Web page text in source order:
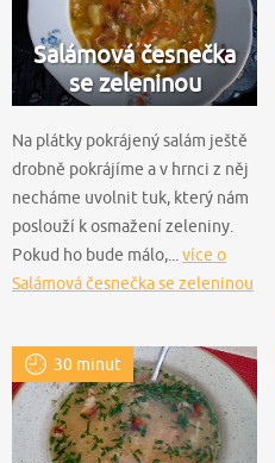
Salámová česnečka
se zeleninou
Na plátky pokrájený salám ještě
drobně pokrájíme a v hrnci z něj
necháme uvolnit tuk, který nám
poslouží k osmažení zeleniny.
Pokud ho bude málo,... více o
Salámová česnečka se zeleninou
30 minut